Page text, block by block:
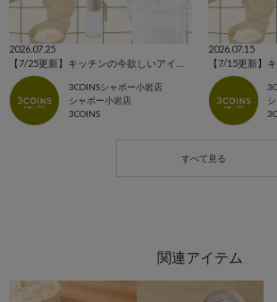
2026.07.25
3COINSシャポー小岩店
シャポー小岩店
3COINS
2026.07.15